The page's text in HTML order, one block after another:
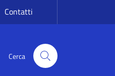
Contatti
Cerca